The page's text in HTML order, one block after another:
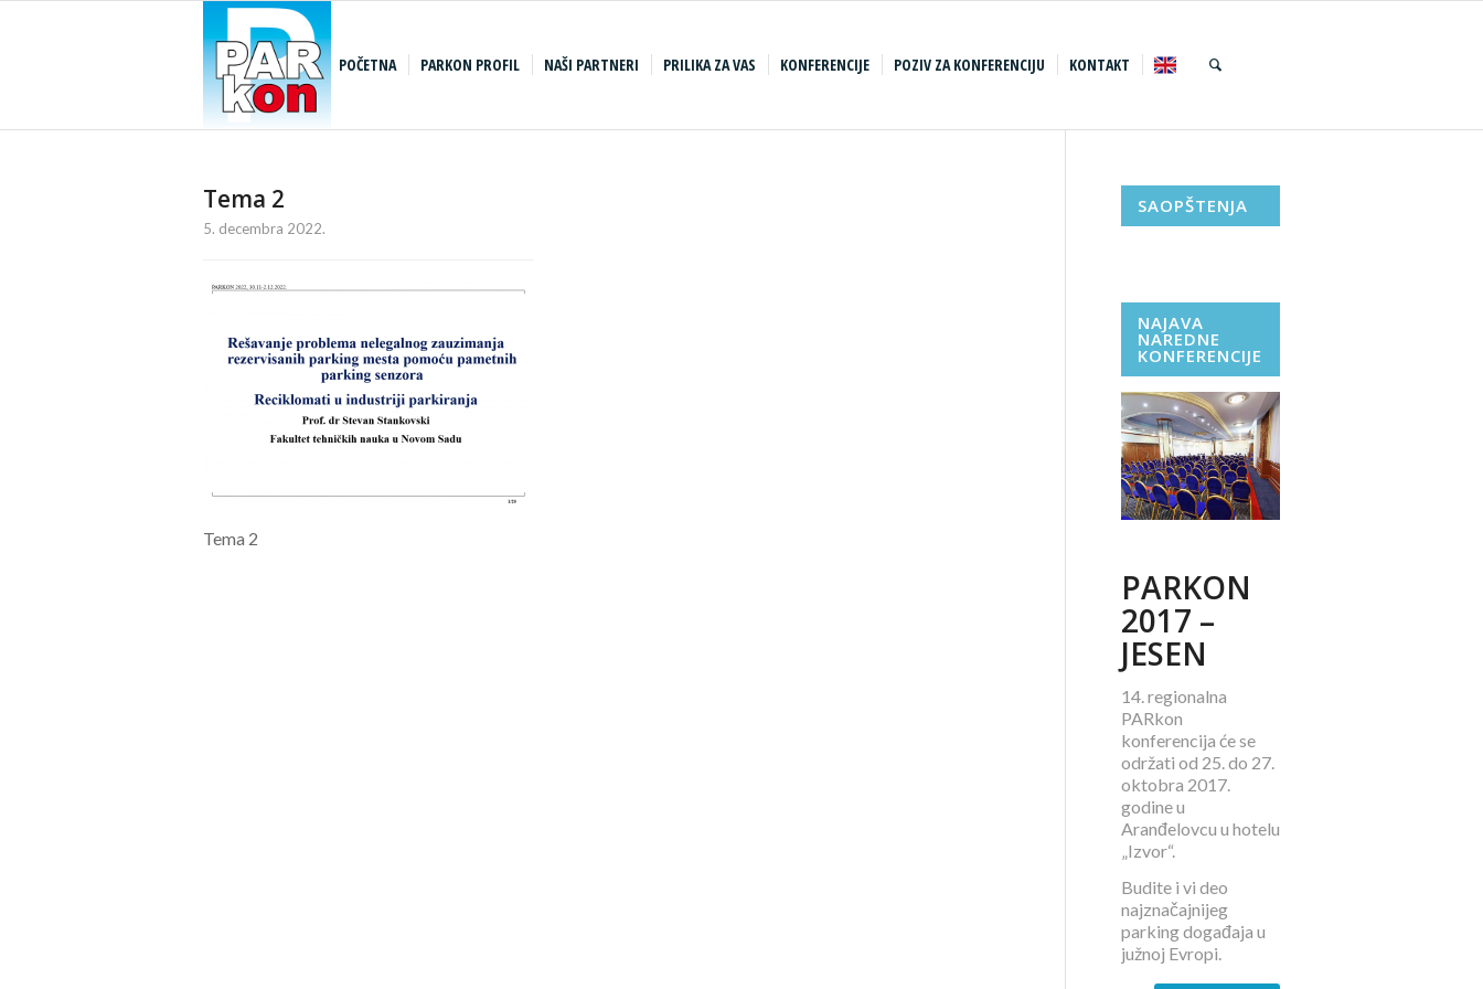
POČETNA PARKON PROFIL NAŠI PARTNERI PRILIKA ZA VAS KONFERENCIJE POZIV ZA KONFERENCIJU KONTAKT
Tema 2
5. decembra 2022.
Tema 2
SAOPŠTENJA
NAJAVA
NAREDNE
KONFERENCIJE
PARKON
2017 –
JESEN
14. regionalna
PARkon
konferencija će se
održati od 25. do 27.
oktobra 2017.
godine u
Aranđelovcu u hotelu
„Izvor“.
Budite i vi deo
najznačajnijeg
parking događaja u
južnoj Evropi.